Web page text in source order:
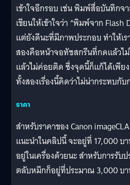
เข้าใจอีกรอบ เช่น พิมพ์สื่อบันทึกจ
เขียนให้เข้าใจว่า “พิมพ์จาก Flash
แต่ยังดีนะที่มีภาพประกอบ ทำให้เ
สองคือหน้าจอทัชสกรีนที่กดแล้วไม่
แล้วไม่ค่อยติด ซึ่งจุดนี้ก็แก้ได้เพีย
ทั้งสองเรื่องนี้คิดว่าไม่น่ากระทบกับ
ราคา
สำหรับราคาของ Canon
แนะนำในคลิปนี้ จะอยู่ที่ 17,000
อยู่ในเครื่องด้วยนะ สำหรับการรับ
ตลับหมึกก็อยู่ที่ประมาณ​ 3,000 บ